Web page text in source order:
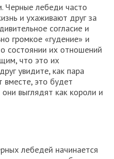
Черные лебеди часто
и ухаживают друг за
согласие и
громкое «гудение» и
состоянии их отношений
что это их
увидите, как пара
вместе, это будет
выглядят как короли и
лебедей начинается